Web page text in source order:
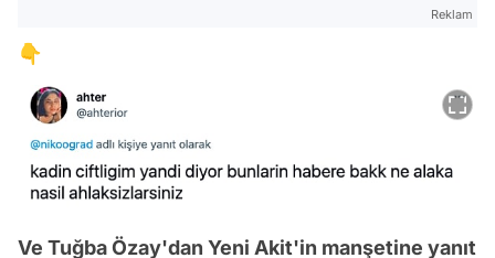
Reklam
👇
Ve Tuğba Özay'dan Yeni Akit'in manşetine yanıt